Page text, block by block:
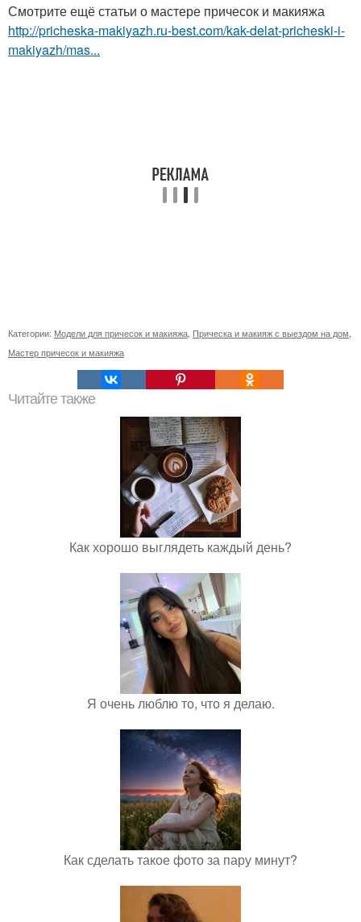
Смотрите ещё статьи о мастере причесок и макияжа
http://pricheska-makiyazh.ru-best.com/kak-delat-pricheski-i-
makiyazh/mas...
Категории: Модели для причесок и макияжа Прическа и макияж с выездом на дом
Мастер причесок и макияжа
Читайте также
Как хорошо выглядеть каждый день?
Я очень люблю то, что я делаю.
Как сделать такое фото за пару минут?